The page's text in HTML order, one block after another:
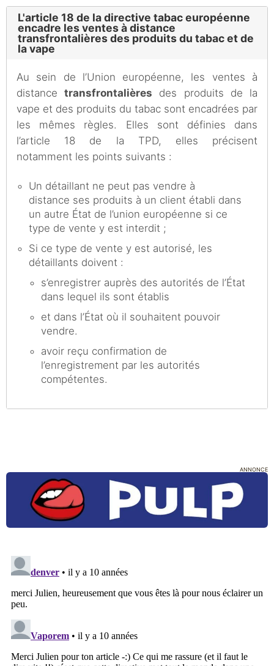
L'article 18 de la directive tabac européenne
encadre les ventes à distance
transfrontalières des produits du tabac et de
la vape
Au sein de l’Union européenne, les ventes à
distancetransfrontalières des produits de la
vape et des produits du tabac sont encadrées par
les mêmes règles. Elles sont définies dans
l’article 18 de la TPD, elles précisent
notamment les points suivants :
Un détaillant ne peut pas vendre à
distance ses produits à un client établi dans
un autre État de l’union européenne si ce
type de vente y est interdit ;
Si ce type de vente y est autorisé, les
détaillants doivent :
s’enregistrer auprès des autorités de l’État
dans lequel ils sont établis
et dans l’État où il souhaitent pouvoir
vendre.
avoir reçu confirmation de
l’enregistrement par les autorités
compétentes.
ANNONCE